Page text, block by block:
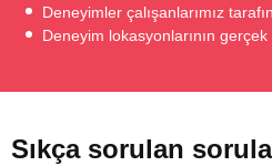
Deneyimler çalışanlarımız
Deneyim lokasyonlarının
Sıkça sorulan